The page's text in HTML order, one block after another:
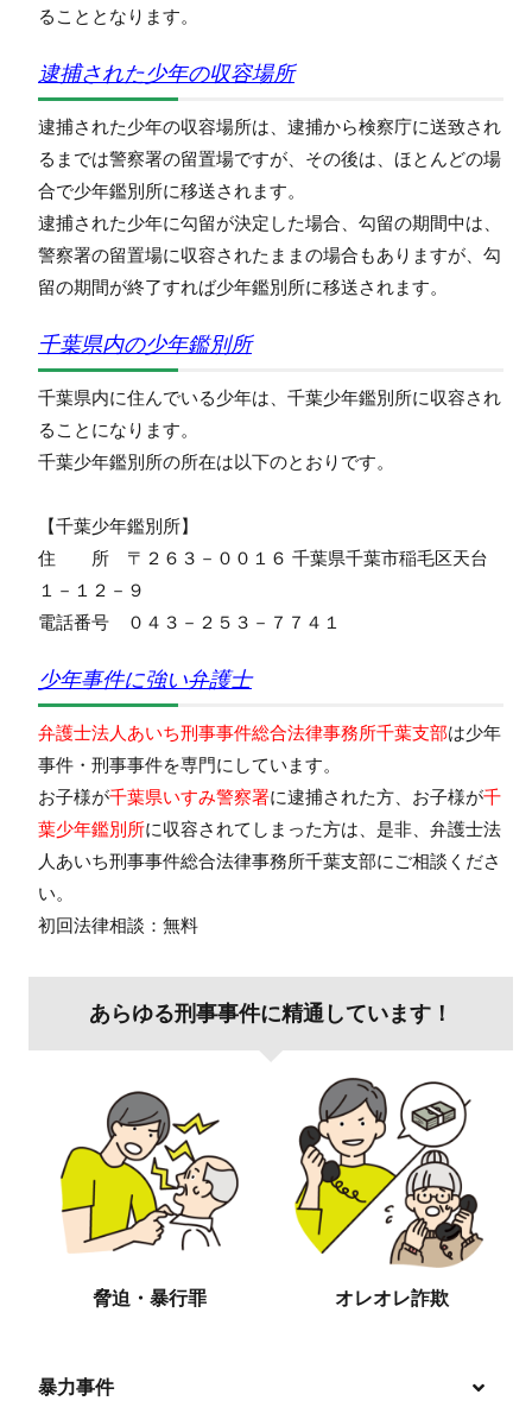
ることとなります。
逮捕された少年の収容場所
逮捕された少年の収容場所は、逮捕から検察庁に送致され
るまでは警察署の留置場ですが、その後は、ほとんどの場
合で少年鑑別所に移送されます。
逮捕された少年に勾留が決定した場合、勾留の期間中は、
警察署の留置場に収容されたままの場合もありますが、勾
留の期間が終了すれば少年鑑別所に移送されます。
千葉県内の少年鑑別所
千葉県内に住んでいる少年は、千葉少年鑑別所に収容され
ることになります。
千葉少年鑑別所の所在は以下のとおりです。
【千葉少年鑑別所】
住 所 〒２６３－００１６ 千葉県千葉市稲毛区天台
１－１２－９
電話番号 ０４３－２５３－７７４１
少年事件に強い弁護士
弁護士法人あいち刑事事件総合法律事務所千葉支部は少年
事件・刑事事件を専門にしています。
お子様が千葉県いすみ警察署に逮捕された方、お子様が千
葉少年鑑別所に収容されてしまった方は、是非、弁護士法
人あいち刑事事件総合法律事務所千葉支部にご相談くださ
い。
初回法律相談：無料
あらゆる刑事事件に精通しています！
脅迫・暴行罪 オレオレ詐欺
暴力事件